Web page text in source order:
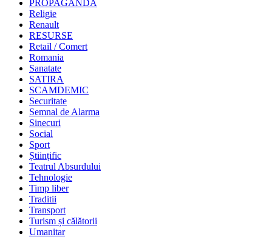
PROPAGANDA
Religie
Renault
RESURSE
Retail / Comert
Romania
Sanatate
SATIRA
SCAMDEMIC
Securitate
Semnal de Alarma
Sinecuri
Social
Sport
Științific
Teatrul Absurdului
Tehnologie
Timp liber
Traditii
Transport
Turism și călătorii
Umanitar